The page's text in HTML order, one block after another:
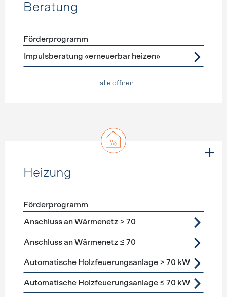
Beratung
Förderprogramme Beratung
Förderprogramm
Impulsberatung «erneuerbar heizen»
+ alle öffnen
Heizung
Förderprogramme
Förderprogramm
Anschluss an Wärmenetz > 70
Anschluss an Wärmenetz ≤ 70
Automatische Holzfeuerungsanlage > 70 kW
Automatische Holzfeuerungsanlage ≤ 70 kW